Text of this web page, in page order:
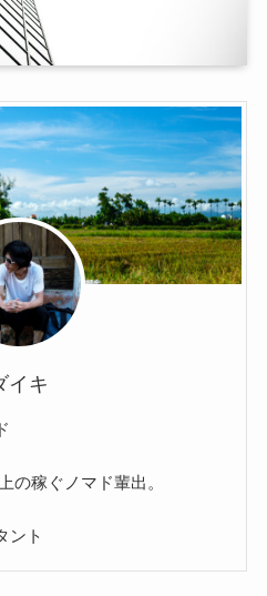
イキ
の稼ぐノマド輩出。
ント